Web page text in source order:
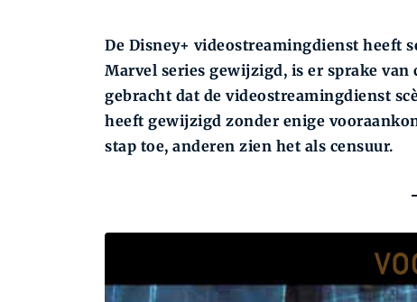
De Disney+ videostreamingdienst heeft
Marvel series gewijzigd, is er sprake
gebracht dat de videostreamingdienst
heeft gewijzigd zonder enige
stap toe, anderen zien het als censuur.